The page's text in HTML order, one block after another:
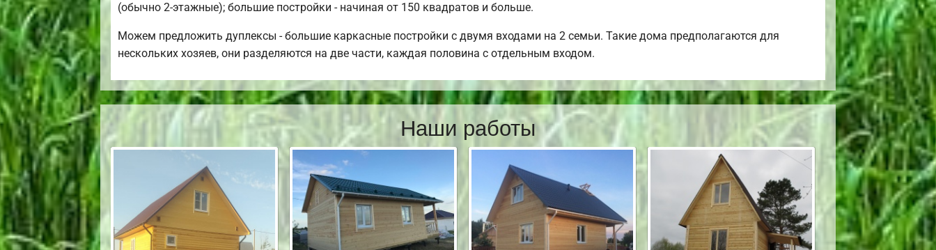
(обычно 2-этажные); большие постройки - начиная от 150 квадратов и больше.
Можем предложить дуплексы - большие каркасные постройки с двумя входами на 2 семьи. Такие дома предполагаются для
нескольких хозяев, они разделяются на две части, каждая половина с отдельным входом.
Наши работы